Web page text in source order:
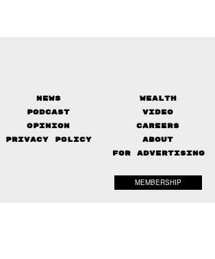
News Wealth
Podcast
Video
Opinion
Careers
Privacy Policy
About
FOR ADVERTISING
MEMBERSHIP